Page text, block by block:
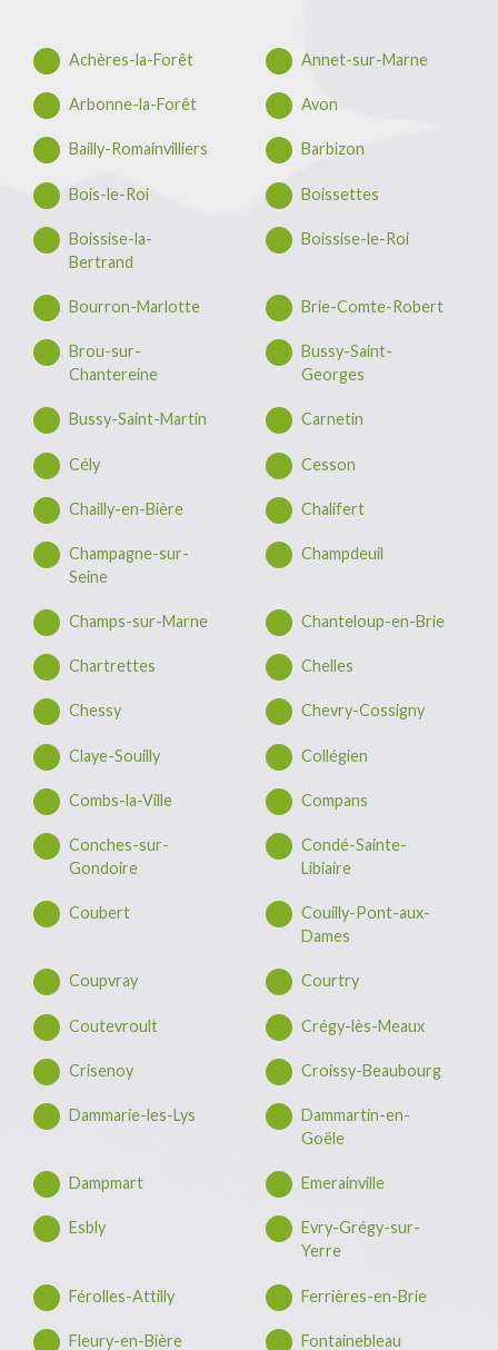
Achères-la-Forêt Annet-sur-Marne
Arbonne-la-Forêt Avon
Bailly-Romainvilliers Barbizon
Bois-le-Roi Boissettes
Boissise-la-
Bertrand
Boissise-le-Roi
Bourron-Marlotte Brie-Comte-Robert
Brou-sur-
Chantereine
Bussy-Saint-
Georges
Bussy-Saint-Martin Carnetin
Cély Cesson
Chailly-en-Bière Chalifert
Champagne-sur-
Seine
Champdeuil
Champs-sur-Marne Chanteloup-en-Brie
Chartrettes Chelles
Chessy Chevry-Cossigny
Claye-Souilly Collégien
Combs-la-Ville Compans
Conches-sur-
Gondoire
Condé-Sainte-
Libiaire
Coubert
Couilly-Pont-aux-
Dames
Coupvray Courtry
Coutevroult Crégy-lès-Meaux
Crisenoy Croissy-Beaubourg
Dammarie-les-Lys
Dammartin-en-
Goële
Dampmart Emerainville
Esbly
Evry-Grégy-sur-
Yerre
Férolles-Attilly Ferrières-en-Brie
Fleury-en-Bière Fontainebleau